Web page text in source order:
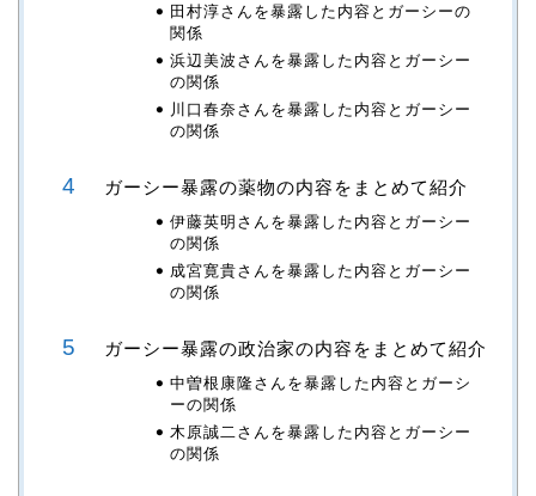
田村淳さんを暴露した内容とガーシーの
関係
浜辺美波さんを暴露した内容とガーシー
の関係
川口春奈さんを暴露した内容とガーシー
の関係
ガーシー暴露の薬物の内容をまとめて紹介
伊藤英明さんを暴露した内容とガーシー
の関係
成宮寛貴さんを暴露した内容とガーシー
の関係
ガーシー暴露の政治家の内容をまとめて紹介
中曽根康隆さんを暴露した内容とガーシ
ーの関係
木原誠二さんを暴露した内容とガーシー
の関係